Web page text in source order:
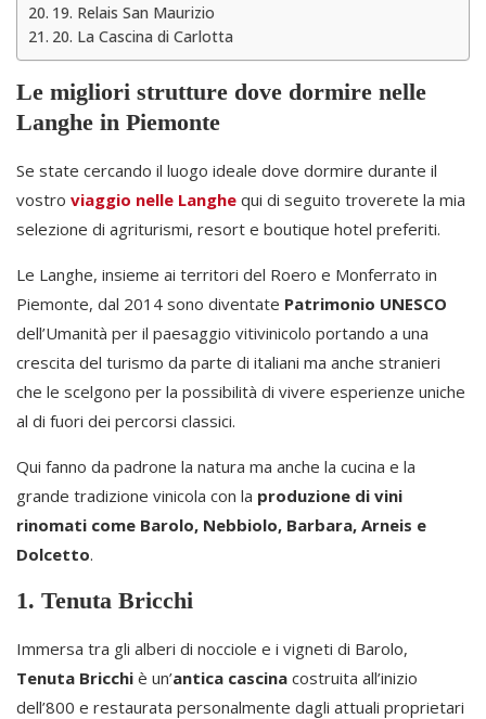
19. Relais San Maurizio
20. La Cascina di Carlotta
Le migliori strutture dove dormire nelle
Langhe in Piemonte
Se state cercando il luogo ideale dove dormire durante il
vostro viaggio nelle Langhe qui di seguito troverete la mia
selezione di agriturismi, resort e boutique hotel preferiti.
Le Langhe, insieme ai territori del Roero e Monferrato in
Piemonte, dal 2014 sono diventate Patrimonio UNESCO
dell’Umanità per il paesaggio vitivinicolo portando a una
crescita del turismo da parte di italiani ma anche stranieri
che le scelgono per la possibilità di vivere esperienze uniche
al di fuori dei percorsi classici.
Qui fanno da padrone la natura ma anche la cucina e la
grande tradizione vinicola con la produzione di vini
rinomati come Barolo, Nebbiolo, Barbara, Arneis e
Dolcetto.
1. Tenuta Bricchi
Immersa tra gli alberi di nocciole e i vigneti di Barolo,
Tenuta Bricchi è un’antica cascina costruita all’inizio
dell’800 e restaurata personalmente dagli attuali proprietari